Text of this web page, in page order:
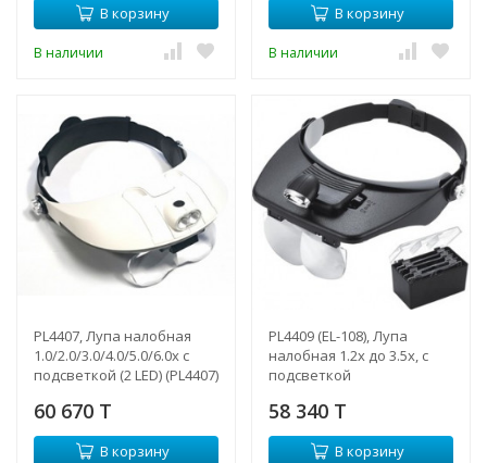
В корзину
В наличии
В корзину
В наличии
PL4407, Лупа налобная
1.0/2.0/3.0/4.0/5.0/6.0x с
подсветкой (2 LED) (PL4407)
60 670 T
В корзину
PL4409 (EL-108), Лупа
налобная 1.2х до 3.5х, с
подсветкой
58 340 T
В корзину